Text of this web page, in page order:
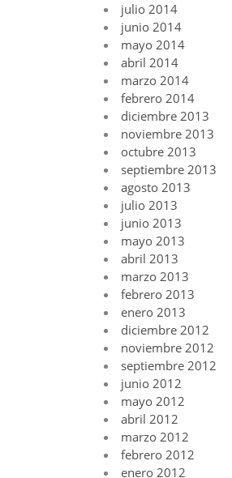
julio 2014
junio 2014
mayo 2014
abril 2014
marzo 2014
febrero 2014
diciembre 2013
noviembre 2013
octubre 2013
septiembre 2013
agosto 2013
julio 2013
junio 2013
mayo 2013
abril 2013
marzo 2013
febrero 2013
enero 2013
diciembre 2012
noviembre 2012
septiembre 2012
junio 2012
mayo 2012
abril 2012
marzo 2012
febrero 2012
enero 2012